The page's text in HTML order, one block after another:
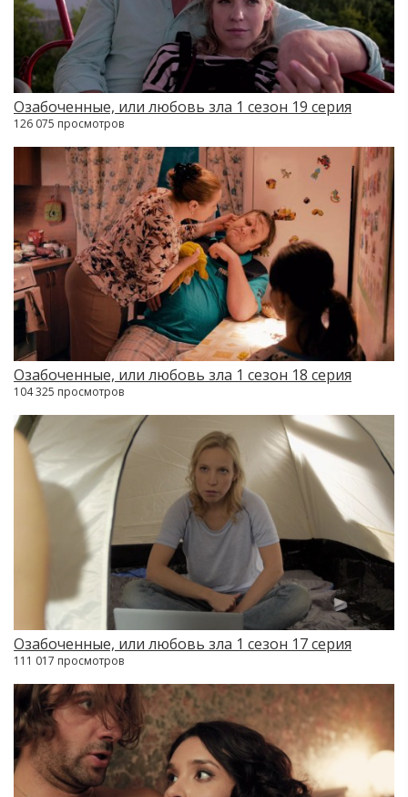
Озабоченные, или любовь зла 1 сезон 19 серия
126 075 просмотров
Озабоченные, или любовь зла 1 сезон 18 серия
104 325 просмотров
Озабоченные, или любовь зла 1 сезон 17 серия
111 017 просмотров